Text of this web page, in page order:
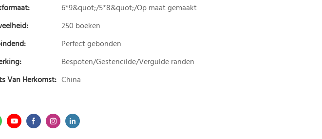
6*9&quot;/5*8&quot;/Op maat gemaakt
250 boeken
Perfect gebonden
Bespoten/Gestencilde/Vergulde randen
Van Herkomst: China